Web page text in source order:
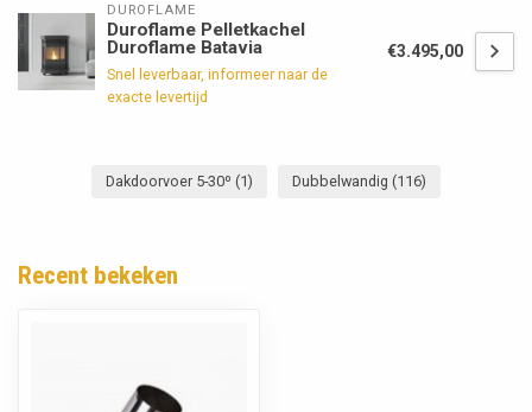
DUROFLAME
Duroflame Pelletkachel
Duroflame Batavia
Snel leverbaar, informeer naar de
exacte levertijd
€3.495,00
Dakdoorvoer 5-30º (1) Dubbelwandig (116)
Recent bekeken